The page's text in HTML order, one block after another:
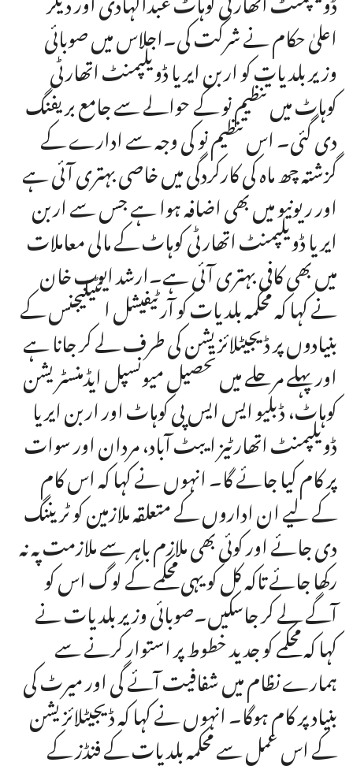
اعلیٰ حکام نے شرکت کی۔اجلاس میں صوبائی
وزیر بلدیات کو اربن ایریا ڈویلپمنٹ اتھارٹی
کوہاٹ میں تنظیم نو کے حوالے سے جامع بریفنگ
دی گئی۔ اس تنظیم نو کی وجہ سے ادارے کے
گزشتہ چھ ماہ کی کارکردگی میں خاصی بہتری آئی ہے
اور ریونیو میں بھی اضافہ ہوا ہے جس سے اربن
ایریا ڈویلپمنٹ اتھارٹی کوہاٹ کے مالی معاملات
میں بھی کافی بہتری آئی ہے۔ارشد ایوب خان
نے کہا کہ محکمہ بلدیات کو آرٹیفیشل انٹیلیجنس کے
بنیادوں پر ڈیجیٹلائزیشن کی طرف لے کر جانا ہے
اور پہلے مرحلے میں تحصیل میونسپل ایڈمنسٹریشن
کوہاٹ، ڈبلیو ایس ایس پی کوہاٹ اور اربن ایریا
ڈویلپمنٹ اتھارٹیز ایبٹ آباد، مردان اور سوات
پر کام کیا جائے گا۔ انہوں نے کہا کہ اس کام
کے لیے ان اداروں کے متعلقہ ملازمین کو ٹریننگ
دی جائے اور کوئی بھی ملازم باہر سے ملازمت پہ نہ
رکھا جائے تاکہ کل کو یہی محکمے کے لوگ اس کو
آگے لے کر جاسکیں۔صوبائی وزیر بلدیات نے
کہا کہ محکمے کو جدید خطوط پر استوار کرنے سے
ہمارے نظام میں شفافیت آئے گی اور میرٹ کی
بنیاد پر کام ہوگا۔ انہوں نے کہا کہ ڈیجیٹلائزیشن
کے اس عمل سے محکمہ بلدیات کے فنڈز کے